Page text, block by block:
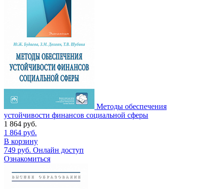
Методы обеспечения
устойчивости финансов социальной сферы
1 864 руб.
1 864 руб.
В корзину
749 руб. Онлайн доступ
Ознакомиться